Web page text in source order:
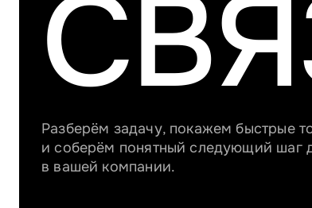
Разберём задачу, покажем быстрые
и соберём понятный следующий шаг
в вашей компании.